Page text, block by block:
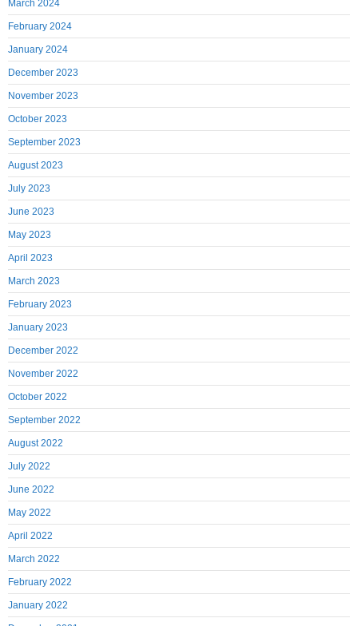
March 2024
February 2024
January 2024
December 2023
November 2023
October 2023
September 2023
August 2023
July 2023
June 2023
May 2023
April 2023
March 2023
February 2023
January 2023
December 2022
November 2022
October 2022
September 2022
August 2022
July 2022
June 2022
May 2022
April 2022
March 2022
February 2022
January 2022